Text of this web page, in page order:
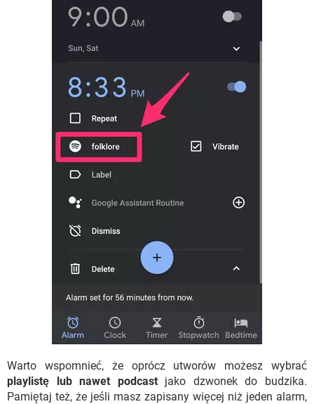
Warto wspomnieć, że oprócz utworów możesz wybrać
playlistę lub nawet podcastjako dzwonek do budzika.
Pamiętaj też, że jeśli masz zapisany więcej niż jeden alarm,